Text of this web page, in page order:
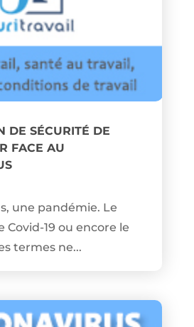
DE SÉCURITÉ DE
FACE AU
une pandémie. Le
Covid-19 ou encore le
termes ne...